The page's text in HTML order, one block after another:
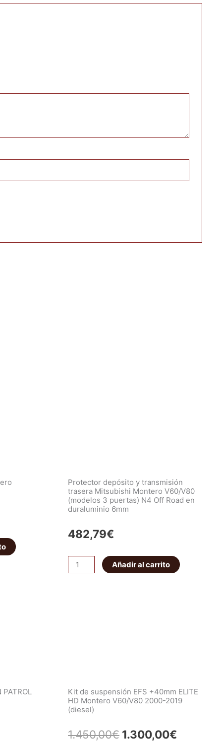
Protector depósito y transmisión
trasera Mitsubishi Montero V60/V80
(modelos 3 puertas) N4 Off Road en
duraluminio 6mm
482,79€
Protector
depósito
puertas)
N4
Road
Añadir al carrito
Kit de suspensión EFS +40mm ELITE
HD Montero V60/V80 2000-2019
(diesel)
1.450,00€ El
1.300,00€